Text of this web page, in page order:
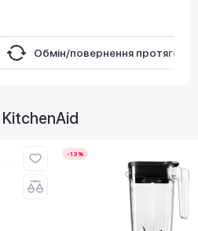
Обмін/повернення протягом
KitchenAid
-13%